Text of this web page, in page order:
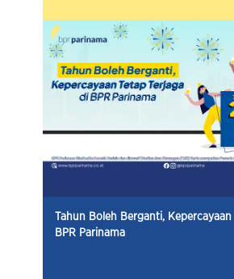
Tahun Boleh Berganti,
BPR Parinama